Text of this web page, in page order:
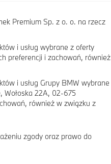
Premium Sp. z o. o. na rzecz
i usług wybrane z oferty
preferencji i zachowań, również
i usług Grupy BMW wybrane
Wołoska 22A, 02-675
również w związku z
zgody oraz prawo do